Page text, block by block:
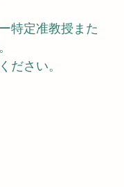
特定准教授また
ださい。